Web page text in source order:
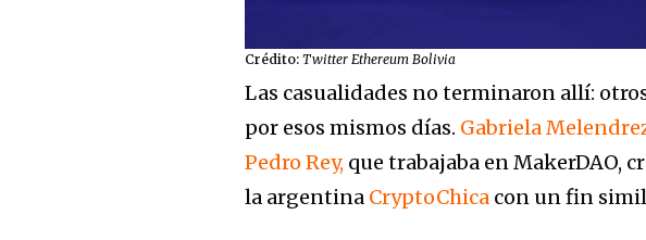
Crédito:TwitterEthereum Bolivia
Las casualidades no terminaron allí:
por esos mismos días. Gabriela
Pedro Rey, que trabajaba en MakerDAO,
la argentina CryptoChica con un fin